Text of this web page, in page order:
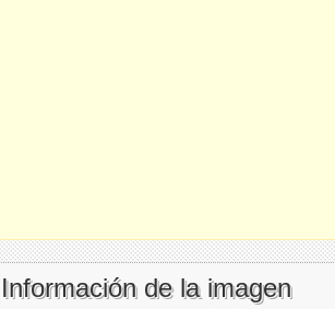
Información de la imagen